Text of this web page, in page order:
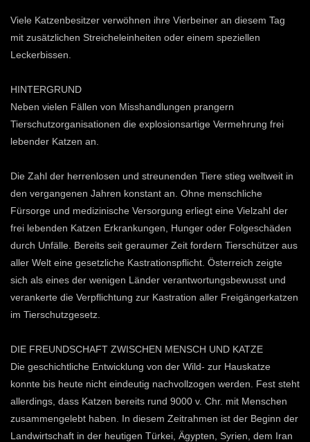
Viele Katzenbesitzer verwöhnen ihre Vierbeiner an diesem Tag
mit zusätzlichen Streicheleinheiten oder einem speziellen
Leckerbissen.
HINTERGRUND
Neben vielen Fällen von Misshandlungen prangern
Tierschutzorganisationen die explosionsartige Vermehrung frei
lebender Katzen an.
Die Zahl der herrenlosen und streunenden Tiere stieg weltweit in
den vergangenen Jahren konstant an. Ohne menschliche
Fürsorge und medizinische Versorgung erliegt eine Vielzahl der
frei lebenden Katzen Erkrankungen, Hunger oder Folgeschäden
durch Unfälle. Bereits seit geraumer Zeit fordern Tierschützer aus
aller Welt eine gesetzliche Kastrationspflicht. Österreich zeigte
sich als eines der wenigen Länder verantwortungsbewusst und
verankerte die Verpflichtung zur Kastration aller Freigängerkatzen
im Tierschutzgesetz.
DIE FREUNDSCHAFT ZWISCHEN MENSCH UND KATZE
Die geschichtliche Entwicklung von der Wild- zur Hauskatze
konnte bis heute nicht eindeutig nachvollzogen werden. Fest steht
allerdings, dass Katzen bereits rund 9000 v. Chr. mit Menschen
zusammengelebt haben. In diesem Zeitrahmen ist der Beginn der
Landwirtschaft in der heutigen Türkei, Ägypten, Syrien, dem Iran